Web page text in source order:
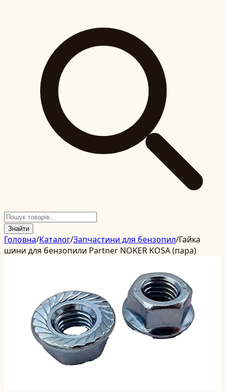
Знайти
Головна/Каталог/Запчастини для бензопил/Гайка
шини для бензопили Partner NOKER KOSA (пара)